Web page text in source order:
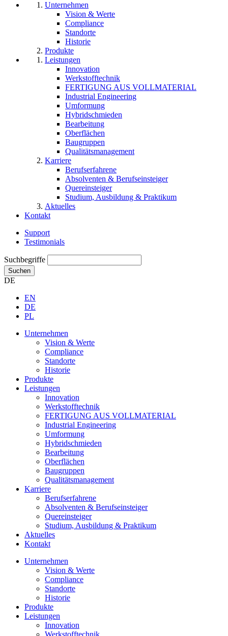
Unternehmen
Vision & Werte
Compliance
Standorte
Historie
Produkte
Leistungen
Innovation
Werkstofftechnik
FERTIGUNG AUS VOLLMATERIAL
Industrial Engineering
Umformung
Hybridschmieden
Bearbeitung
Oberflächen
Baugruppen
Qualitätsmanagement
Karriere
Berufserfahrene
Absolventen & Berufseinsteiger
Quereinsteiger
Studium, Ausbildung & Praktikum
Aktuelles
Kontakt
Support
Testimonials
Suchbegriffe
Suchen
DE
EN
DE
PL
Unternehmen
Vision & Werte
Compliance
Standorte
Historie
Produkte
Leistungen
Innovation
Werkstofftechnik
FERTIGUNG AUS VOLLMATERIAL
Industrial Engineering
Umformung
Hybridschmieden
Bearbeitung
Oberflächen
Baugruppen
Qualitätsmanagement
Karriere
Berufserfahrene
Absolventen & Berufseinsteiger
Quereinsteiger
Studium, Ausbildung & Praktikum
Aktuelles
Kontakt
Unternehmen
Vision & Werte
Compliance
Standorte
Historie
Produkte
Leistungen
Innovation